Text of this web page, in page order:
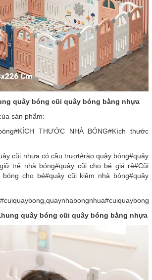
quây bóng cũi quây bóng bằng nhựa
sản phẩm:
THƯỚC NHÀ BÓNG#Kích thước
cũi nhựa có cầu trượt#rào quây bóng#quây
trẻ nhà bóng#quây cũi cho bé giá rẻ#Cũi
bóng cho bé#quây cũi kiêm nhà bóng#quây
quây bóng cũi quây bóng bằng nhựa